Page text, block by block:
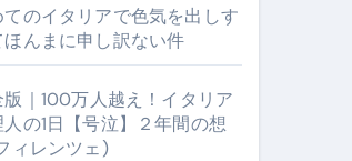
アン】【営業風景】
てのイタリアで色気を出しす
ほんまに申し訳ない件
版｜100万人越え！イタリア
の1日【号泣】２年間の想
ィレンツェ)